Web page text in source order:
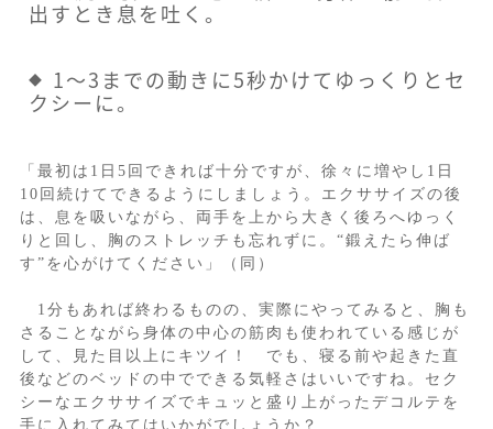
出すとき息を吐く。
1～3までの動きに5秒かけてゆっくりとセ
クシーに。
「最初は1日5回できれば十分ですが、徐々に増やし1日
10回続けてできるようにしましょう。エクササイズの後
は、息を吸いながら、両手を上から大きく後ろへゆっく
りと回し、胸のストレッチも忘れずに。“鍛えたら伸ば
す”を心がけてください」（同）
1分もあれば終わるものの、実際にやってみると、胸も
さることながら身体の中心の筋肉も使われている感じが
して、見た目以上にキツイ！ でも、寝る前や起きた直
後などのベッドの中でできる気軽さはいいですね。セク
シーなエクササイズでキュッと盛り上がったデコルテを
手に入れてみてはいかがでしょうか？